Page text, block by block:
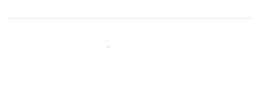
Привабити нових гостей вже сьогодні